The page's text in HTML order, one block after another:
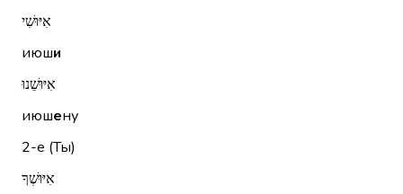
אִיּוּשִׁי
июши
אִיּוּשֵׁנוּ
июшену
2-е (Ты)
אִיּוּשְׁךָ